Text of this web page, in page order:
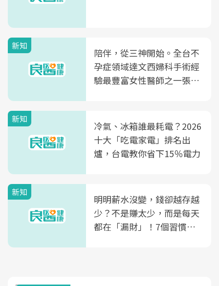
新知
陪伴，從三神開始。全台不
孕症領域達文西婦科手術經
驗最豐富女性醫師之一張永
光田醫院建構360度女性健
康照護生態圈
新知
冷氣、冰箱誰最耗電？2026
十大「吃電家電」排名出
爐，台電教你省下15％電力
新知
明明薪水沒變，錢卻越存越
少？不是賺太少，而是每天
都在「漏財」！7個習慣一